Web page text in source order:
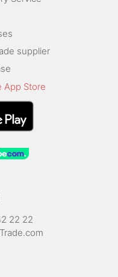
supplier
22 22